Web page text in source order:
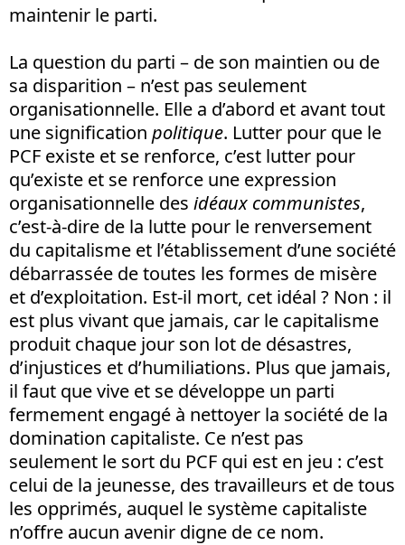
maintenir le parti.
La question du parti – de son maintien ou de
sa disparition – n’est pas seulement
organisationnelle. Elle a d’abord et avant tout
une signification politique. Lutter pour que le
PCF existe et se renforce, c’est lutter pour
qu’existe et se renforce une expression
organisationnelle des idéaux communistes,
c’est-à-dire de la lutte pour le renversement
du capitalisme et l’établissement d’une société
débarrassée de toutes les formes de misère
et d’exploitation. Est-il mort, cet idéal ? Non : il
est plus vivant que jamais, car le capitalisme
produit chaque jour son lot de désastres,
d’injustices et d’humiliations. Plus que jamais,
il faut que vive et se développe un parti
fermement engagé à nettoyer la société de la
domination capitaliste. Ce n’est pas
seulement le sort du PCF qui est en jeu : c’est
celui de la jeunesse, des travailleurs et de tous
les opprimés, auquel le système capitaliste
n’offre aucun avenir digne de ce nom.